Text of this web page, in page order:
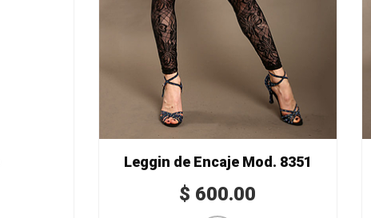
Leggin de Encaje Mod. 8351
$ 600.00